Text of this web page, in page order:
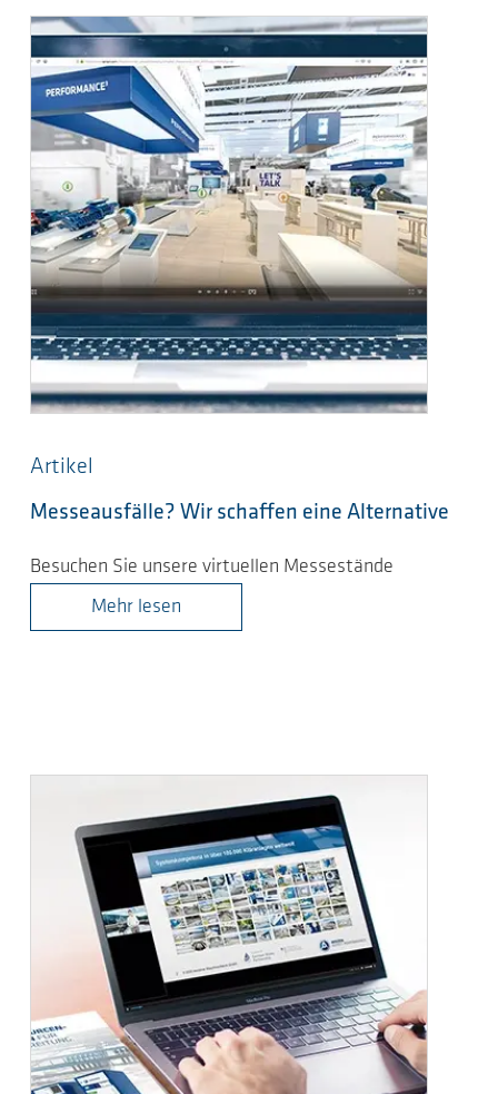
Artikel
Messeausfälle? Wir schaffen eine Alternative
Besuchen Sie unsere virtuellen Messestände
Mehr lesen